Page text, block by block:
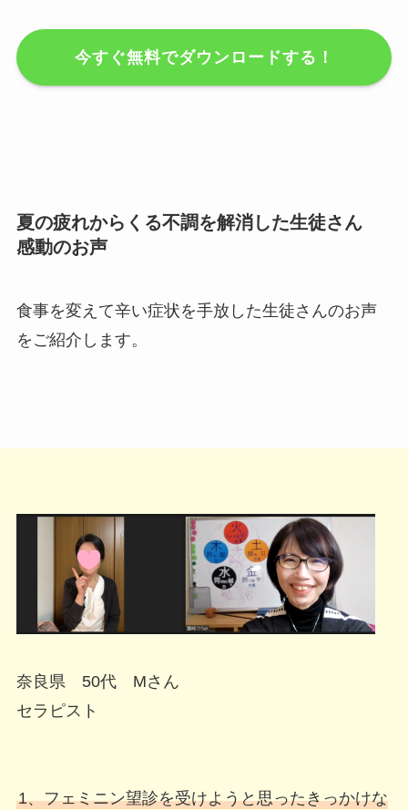
今すぐ無料でダウンロードする！
夏の疲れからくる不調を解消した生徒さん
感動のお声
食事を変えて辛い症状を手放した生徒さんのお声
をご紹介します。
奈良県 50代 Mさん
セラピスト
1、フェミニン望診を受けようと思ったきっかけな